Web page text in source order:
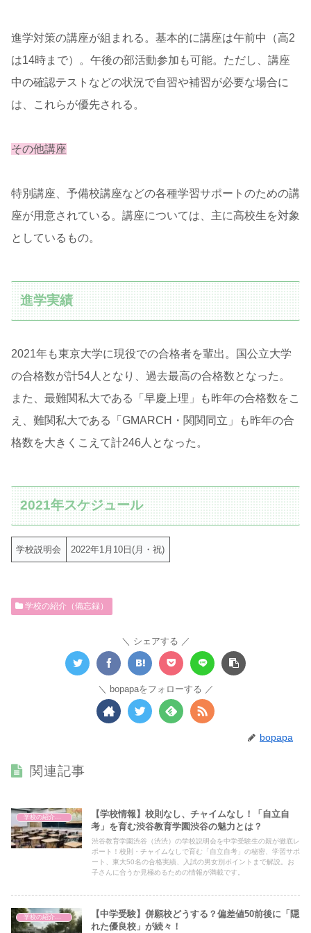
進学対策の講座が組まれる。基本的に講座は午前中（高2
は14時まで）。午後の部活動参加も可能。ただし、講座
中の確認テストなどの状況で自習や補習が必要な場合に
は、これらが優先される。
その他講座
特別講座、予備校講座などの各種学習サポートのための講
座が用意されている。講座については、主に高校生を対象
としているもの。
進学実績
2021年も東京大学に現役での合格者を輩出。国公立大学
の合格数が計54人となり、過去最高の合格数となった。
また、最難関私大である「早慶上理」も昨年の合格数をこ
え、難関私大である「GMARCH・関関同立」も昨年の合
格数を大きくこえて計246人となった。
2021年スケジュール
学校説明会 2022年1月10日(月・祝)
学校の紹介（備忘録）
シェアする
bopapaをフォローする
bopapa
関連記事
学校の紹介（備忘録）
【学校情報】校則なし、チャイムなし！「自立自
考」を育む渋谷教育学園渋谷の魅力とは？
渋谷教育学園渋谷（渋渋）の学校説明会を中学受験生の親が徹底レ
ポート！校則・チャイムなしで育む「自立自考」の秘密、学習サポ
ート、東大50名の合格実績、入試の男女別ポイントまで解説。お
子さんに合うか見極めるための情報が満載です。
学校の紹介（備忘録）
【中学受験】併願校どうする？偏差値50前後に「隠
れた優良校」が続々！